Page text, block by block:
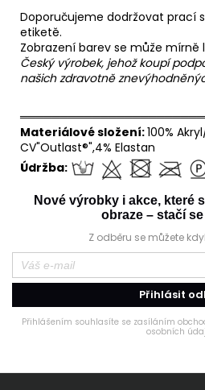
Doporučujeme dodržovat prací
etiketě.
Zobrazení barev se může mírně
Český výrobek, jehož koupí
našich zdravotně
Materiálové složení:100%
CV"Outlast®",4% Elastan
Údržba:
Nové výrobky i akce, které
obraze – stačí
Z odběru se můžete
Přihlásit
Přihlášením souhlasíte se zasíláním
osobních